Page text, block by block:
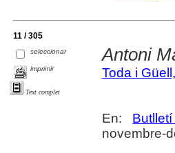
11 / 305
seleccionar
imprimir
Text complet
Antoni
Toda i
En:
novembre-